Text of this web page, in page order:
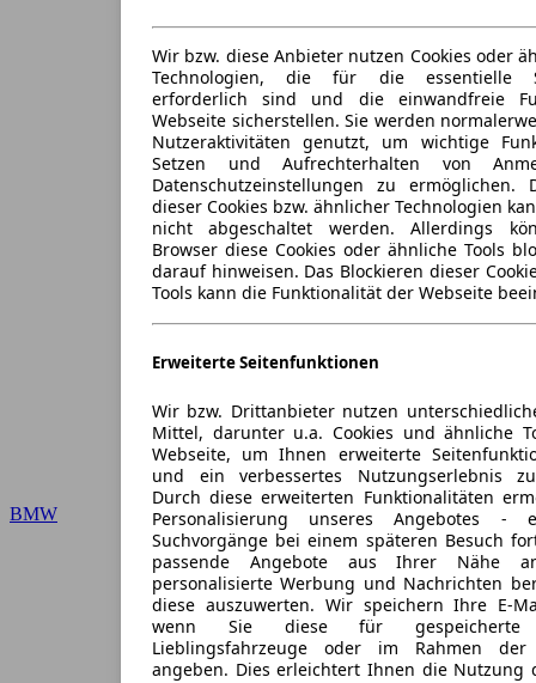
Wir bzw. diese Anbieter nutzen Cookies oder
Technologien, die für die essentielle
erforderlich sind und die einwandfreie
Webseite sicherstellen. Sie werden
Nutzeraktivitäten genutzt, um wichtige
Setzen und Aufrechterhalten von
Datenschutzeinstellungen zu ermöglichen.
dieser Cookies bzw. ähnlicher Technologien
nicht abgeschaltet werden. Allerdings
Browser diese Cookies oder ähnliche Tools
darauf hinweisen. Das Blockieren dieser
Tools kann die Funktionalität der Webseite
Erweiterte Seitenfunktionen
Wir bzw. Drittanbieter nutzen
Mittel, darunter u.a. Cookies und ähnliche
Webseite, um Ihnen erweiterte
und ein verbessertes Nutzungserlebnis
Durch diese erweiterten Funktionalitäten
Personalisierung unseres Angebotes
Suchvorgänge bei einem späteren Besuch
passende Angebote aus Ihrer Nähe
personalisierte Werbung und Nachrichten
diese auszuwerten. Wir speichern Ihre E-
wenn Sie diese für gespeicherte
Lieblingsfahrzeuge oder im Rahmen der
angeben. Dies erleichtert Ihnen die Nutzung
BMW